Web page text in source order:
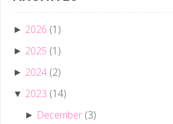
► 2026 (1)
► 2025 (1)
► 2024 (2)
▼ 2023 (14)
► December (3)